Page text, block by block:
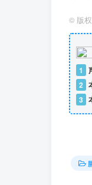
© 版
1
2
3